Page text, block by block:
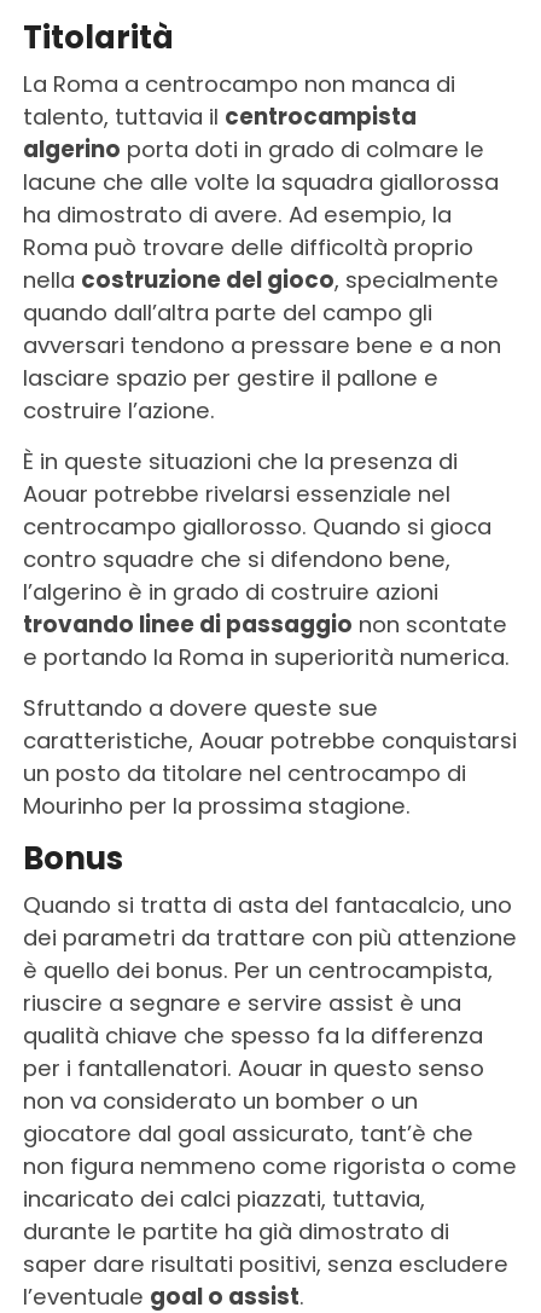
Titolarità
La Roma a centrocampo non manca di
talento, tuttavia il centrocampista
algerino porta doti in grado di colmare le
lacune che alle volte la squadra giallorossa
ha dimostrato di avere. Ad esempio, la
Roma può trovare delle difficoltà proprio
nella costruzione del gioco, specialmente
quando dall’altra parte del campo gli
avversari tendono a pressare bene e a non
lasciare spazio per gestire il pallone e
costruire l’azione.
È in queste situazioni che la presenza di
Aouar potrebbe rivelarsi essenziale nel
centrocampo giallorosso. Quando si gioca
contro squadre che si difendono bene,
l’algerino è in grado di costruire azioni
trovando linee di passaggio non scontate
e portando la Roma in superiorità numerica.
Sfruttando a dovere queste sue
caratteristiche, Aouar potrebbe conquistarsi
un posto da titolare nel centrocampo di
Mourinho per la prossima stagione.
Bonus
Quando si tratta di asta del fantacalcio, uno
dei parametri da trattare con più attenzione
è quello dei bonus. Per un centrocampista,
riuscire a segnare e servire assist è una
qualità chiave che spesso fa la differenza
per i fantallenatori. Aouar in questo senso
non va considerato un bomber o un
giocatore dal goal assicurato, tant’è che
non figura nemmeno come rigorista o come
incaricato dei calci piazzati, tuttavia,
durante le partite ha già dimostrato di
saper dare risultati positivi, senza escludere
l’eventuale goal o assist.